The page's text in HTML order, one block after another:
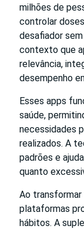
milhões de
controlar
desafiador
contexto que
relevância,
desempenho
Esses apps
saúde,
necessidades
realizados. A
padrões e
quanto
Ao transformar
plataformas
hábitos. A